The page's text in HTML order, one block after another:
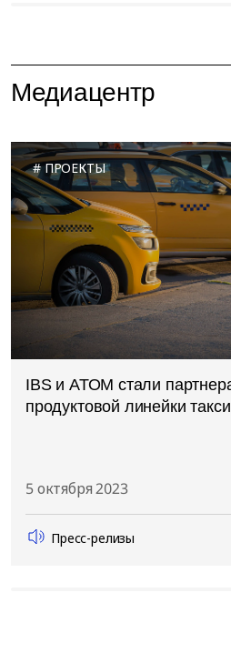
Медиацентр
ПРОЕКТЫ
IBS и АТОМ стали партнерами в разработке
продуктовой линейки такси
5 октября 2023
Пресс-релизы